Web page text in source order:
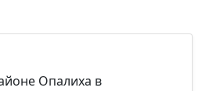
Опалиха в